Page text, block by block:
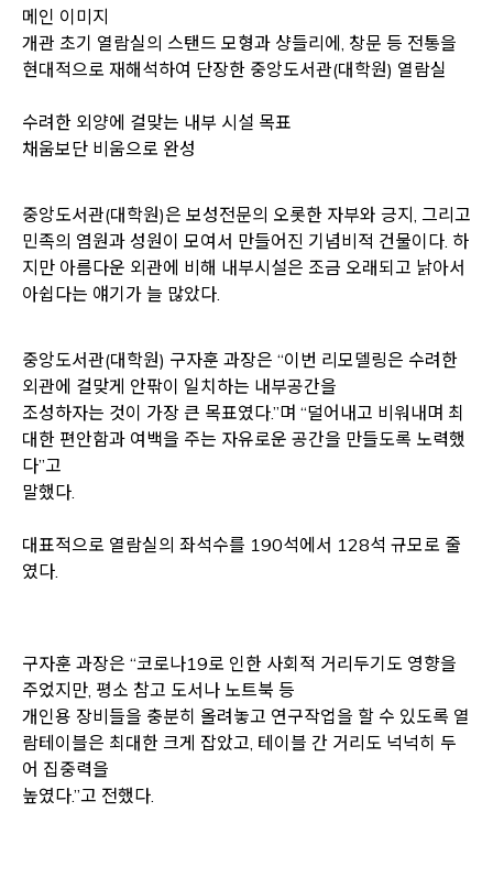
메인 이미지
개관 초기 열람실의 스탠드 모형과 샹들리에, 창문 등 전통을
현대적으로 재해석하여 단장한 중앙도서관(대학원) 열람실
수려한 외양에 걸맞는 내부 시설 목표
채움보단 비움으로 완성
중앙도서관(대학원)은 보성전문의 오롯한 자부와 긍지, 그리고
민족의 염원과 성원이 모여서 만들어진 기념비적 건물이다. 하
지만 아름다운 외관에 비해 내부시설은 조금 오래되고 낡아서
아쉽다는 얘기가 늘 많았다.
중앙도서관(대학원) 구자훈 과장은 “이번 리모델링은 수려한
외관에 걸맞게 안팎이 일치하는 내부공간을
조성하자는 것이 가장 큰 목표였다.”며 “덜어내고 비워내며 최
대한 편안함과 여백을 주는 자유로운 공간을 만들도록 노력했
다”고
말했다.
대표적으로 열람실의 좌석수를 190석에서 128석 규모로 줄
였다.
구자훈 과장은 “코로나19로 인한 사회적 거리두기도 영향을
주었지만, 평소 참고 도서나 노트북 등
개인용 장비들을 충분히 올려놓고 연구작업을 할 수 있도록 열
람테이블은 최대한 크게 잡았고, 테이블 간 거리도 넉넉히 두
어 집중력을
높였다.”고 전했다.